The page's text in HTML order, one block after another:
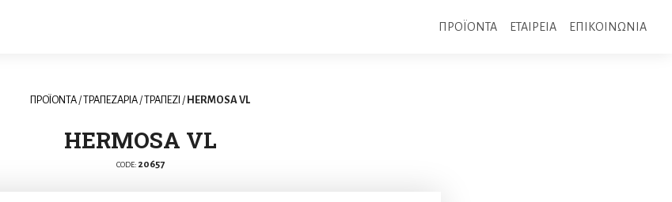
ΠΡΟΪΟΝΤΑ ΕΤΑΙΡΕΙΑ ΕΠΙΚΟΙΝΩΝΙΑ
ΠΡΟΪΟΝΤΑ /ΤΡΑΠΕΖΑΡΙΑ /ΤΡΑΠΕΖΙ / HERMOSA VL
HERMOSA VL
CODE: 20657